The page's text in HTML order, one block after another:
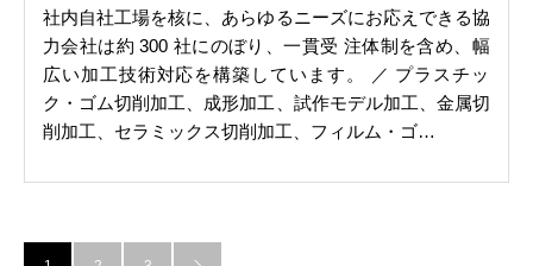
社内自社工場を核に、あらゆるニーズにお応えできる協
力会社は約 300 社にのぼり、一貫受 注体制を含め、幅
広い加工技術対応を構築しています。 ／ プラスチッ
ク・ゴム切削加工、成形加工、試作モデル加工、金属切
削加工、セラミックス切削加工、フィルム・ゴ…